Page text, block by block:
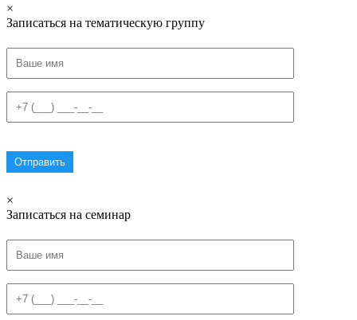
×
Записаться на тематическую группу
×
Записаться на семинар